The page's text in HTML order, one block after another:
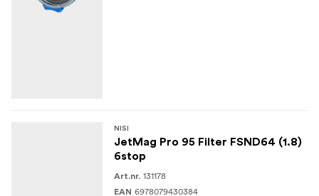
NISI
JetMag Pro 95 Filter FSND64 (1.8)
6stop
Art.nr. 131178
EAN 6978079430384